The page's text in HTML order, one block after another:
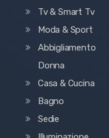
Tv & Smart Tv
Moda & Sport
Abbigliamento
Donna
Casa & Cucina
Bagno
Sedie